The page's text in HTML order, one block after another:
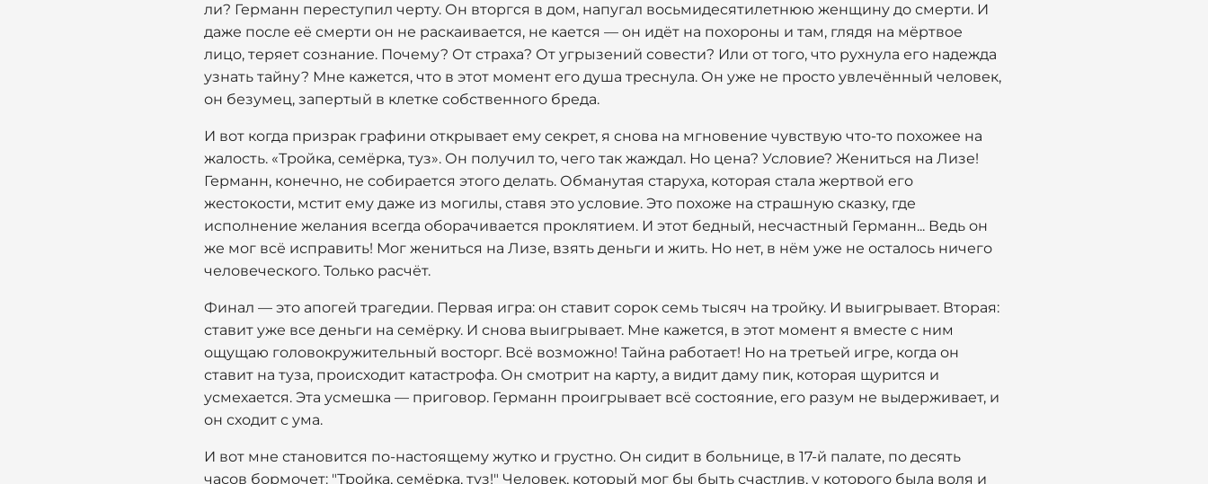
ли? Германн переступил черту. Он вторгся в дом, напугал восьмидесятилетнюю женщину до смерти. И
даже после её смерти он не раскаивается, не кается — он идёт на похороны и там, глядя на мёртвое
лицо, теряет сознание. Почему? От страха? От угрызений совести? Или от того, что рухнула его надежда
узнать тайну? Мне кажется, что в этот момент его душа треснула. Он уже не просто увлечённый человек,
он безумец, запертый в клетке собственного бреда.
И вот когда призрак графини открывает ему секрет, я снова на мгновение чувствую что-то похожее на
жалость. «Тройка, семёрка, туз». Он получил то, чего так жаждал. Но цена? Условие? Жениться на Лизе!
Германн, конечно, не собирается этого делать. Обманутая старуха, которая стала жертвой его
жестокости, мстит ему даже из могилы, ставя это условие. Это похоже на страшную сказку, где
исполнение желания всегда оборачивается проклятием. И этот бедный, несчастный Германн... Ведь он
же мог всё исправить! Мог жениться на Лизе, взять деньги и жить. Но нет, в нём уже не осталось ничего
человеческого. Только расчёт.
Финал — это апогей трагедии. Первая игра: он ставит сорок семь тысяч на тройку. И выигрывает. Вторая:
ставит уже все деньги на семёрку. И снова выигрывает. Мне кажется, в этот момент я вместе с ним
ощущаю головокружительный восторг. Всё возможно! Тайна работает! Но на третьей игре, когда он
ставит на туза, происходит катастрофа. Он смотрит на карту, а видит даму пик, которая щурится и
усмехается. Эта усмешка — приговор. Германн проигрывает всё состояние, его разум не выдерживает, и
он сходит с ума.
И вот мне становится по-настоящему жутко и грустно. Он сидит в больнице, в 17-й палате, по десять
часов бормочет: "Тройка, семёрка, туз!" Человек, который мог бы быть счастлив, у которого была воля и